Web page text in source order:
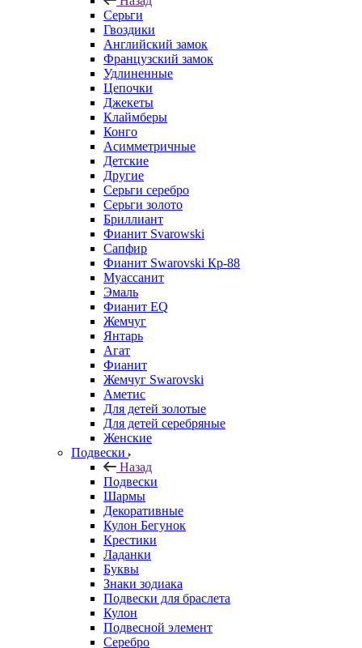
Серьги
Гвоздики
Английский замок
Французский замок
Удлиненные
Цепочки
Джекеты
Клаймберы
Конго
Асимметричные
Детские
Другие
Серьги серебро
Серьги золото
Бриллиант
Фианит Svarowski
Сапфир
Фианит Swarovski Кр-88
Муассанит
Эмаль
Фианит EQ
Жемчуг
Янтарь
Агат
Фианит
Жемчуг Swarovski
Аметис
Для детей золотые
Для детей серебряные
Женские
Подвески
Назад
Подвески
Шармы
Декоративные
Кулон Бегунок
Крестики
Ладанки
Буквы
Знаки зодиака
Подвески для браслета
Кулон
Подвесной элемент
Серебро